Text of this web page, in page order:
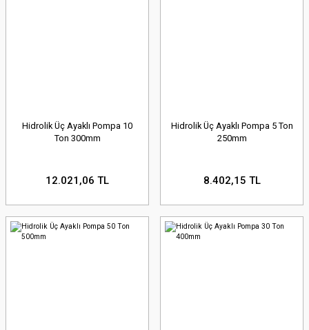
Hidrolik Üç Ayaklı Pompa 10
Ton 300mm
12.021,06 TL
Hidrolik Üç Ayaklı Pompa 5 Ton
250mm
8.402,15 TL